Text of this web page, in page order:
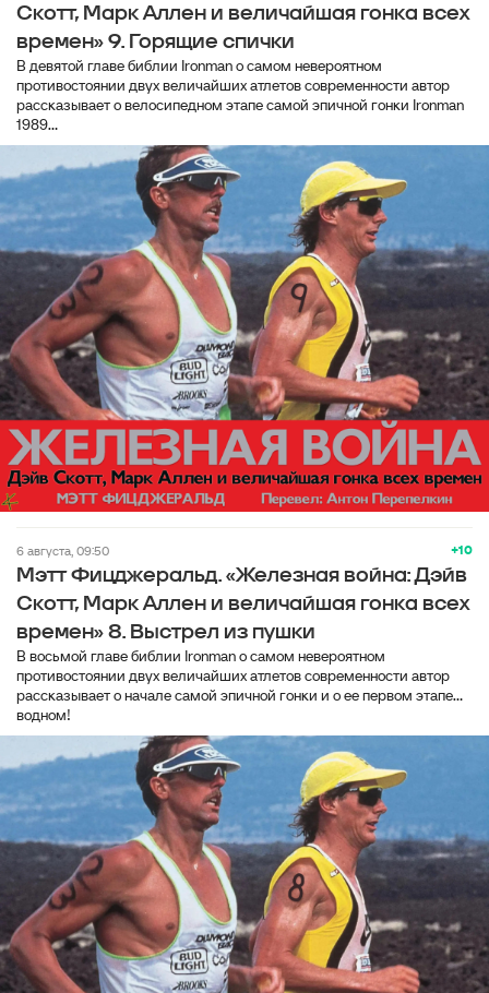
Скотт, Марк Аллен и величайшая гонка всех
времен» 9. Горящие спички
В девятой главе библии Ironman о самом невероятном
противостоянии двух величайших атлетов современности автор
рассказывает о велосипедном этапе самой эпичной гонки Ironman
1989...
+10
6 августа, 09:50
Мэтт Фицджеральд. «Железная война: Дэйв
Скотт, Марк Аллен и величайшая гонка всех
времен» 8. Выстрел из пушки
В восьмой главе библии Ironman о самом невероятном
противостоянии двух величайших атлетов современности автор
рассказывает о начале самой эпичной гонки и о ее первом этапе...
водном!